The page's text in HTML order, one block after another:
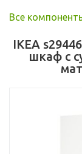
Все
IKEA
шкаф с